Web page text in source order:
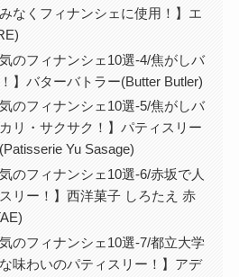
なくフィナンシェに使用！】エ
気のフィナンシェ10選-4/焦がしバ
】バターバトラー(Butter Butler)
気のフィナンシェ10選-5/焦がしバ
リ・サクサク！】パティスリー
Yu Sasage)
気のフィナンシェ10選-6/赤坂で人
リー！】西洋菓子 しろたえ 赤
気のフィナンシェ10選-7/都立大学
味わいのパティスリー！】アデ